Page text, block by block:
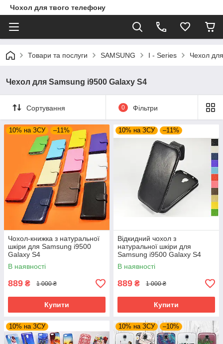
Чохол для твого телефону
Товари та послуги SAMSUNG I - Series Чехол
Чехол для Samsung i9500 Galaxy S4
Сортування 0 Фільтри
10% на ЗСУ –11%
Чохол-книжка з натуральної
шкіри для Samsung i9500
Galaxy S4
В наявності
889 ₴ 1 000 ₴
Купити
10% на ЗСУ –11%
Відкидний чохол з
натуральної шкіри для
Samsung i9500 Galaxy S4
В наявності
889 ₴ 1 000 ₴
Купити
10% на ЗСУ 10% на ЗСУ –10%